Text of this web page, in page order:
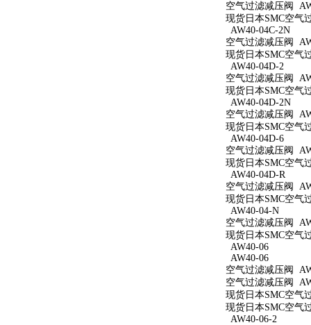
空气过滤减压阀
现货日本SMC空气
AW40-04C-2N
空气过滤减压阀
现货日本SMC空气
AW40-04D-2
空气过滤减压阀
现货日本SMC空气
AW40-04D-2N
空气过滤减压阀
现货日本SMC空气
AW40-04D-6
空气过滤减压阀
现货日本SMC空气
AW40-04D-R
空气过滤减压阀
现货日本SMC空气
AW40-04-N
空气过滤减压阀
现货日本SMC空气
AW40-06
AW40-06
空气过滤减压阀
空气过滤减压阀
现货日本SMC空气
现货日本SMC空气
AW40-06-2